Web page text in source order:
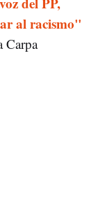
al racismo"
Carpa